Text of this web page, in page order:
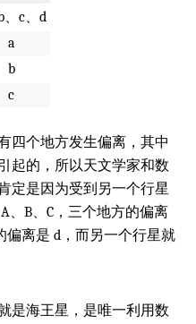
、c、d
a
b
c
四个地方发生偏离，其中
起的，所以天文学家和数
定是因为受到另一个行星
、B、C，三个地方的偏离
偏离是 d，而另一个行星就
是海王星，是唯一利用数